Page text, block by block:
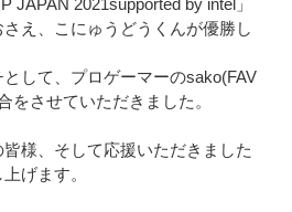
JAPAN 2021supported by intel」
え、こにゅうどうくんが優勝し
して、プロゲーマーのsako(FAV
をさせていただきました。
様、そして応援いただきました
げます。